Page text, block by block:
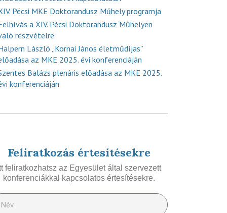
Pécsi MKE Doktorandusz Műhely programja
a XIV. Pécsi Doktorandusz Műhelyen
részvételre
László „Kornai János életműdíjas”
az MKE 2025. évi konferenciáján
Balázs plenáris előadása az MKE 2025.
konferenciáján
Feliratkozás értesítésekre
feliratkozhatsz az Egyesület által szervezett
konferenciákkal kapcsolatos értesítésekre.